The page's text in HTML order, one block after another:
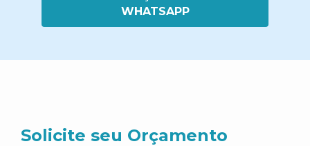
WHATSAPP
Solicite seu Orçamento